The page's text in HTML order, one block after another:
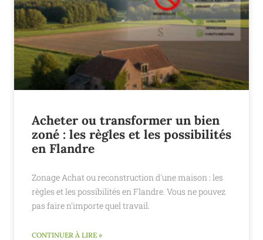
Acheter ou transformer un bien
zoné : les règles et les possibilités
en Flandre
Zonage Achat ou reconstruction d'une maison : les
règles et les possibilités en Flandre. Vous ne pouvez
pas faire n'importe quel travail.
CONTINUER À LIRE »